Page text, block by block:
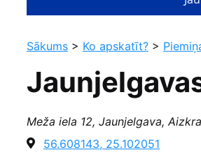
Sākums > Ko apskatīt? >
Meža iela 12, Jaunjelgava,
56.608143, 25.102051